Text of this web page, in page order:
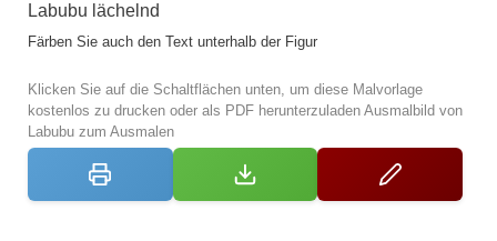
Labubu lächelnd
Färben Sie auch den Text unterhalb der Figur
Klicken Sie auf die Schaltflächen unten, um diese Malvorlage
kostenlos zu drucken oder als PDF herunterzuladen Ausmalbild von
Labubu zum Ausmalen